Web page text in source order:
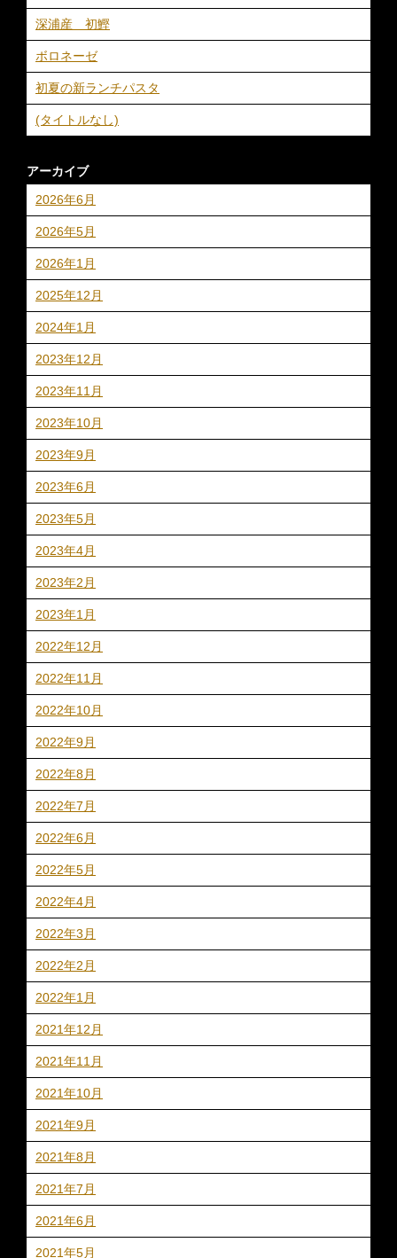
深浦産 初鰹
ボロネーゼ
初夏の新ランチパスタ
(タイトルなし)
アーカイブ
2026年6月
2026年5月
2026年1月
2025年12月
2024年1月
2023年12月
2023年11月
2023年10月
2023年9月
2023年6月
2023年5月
2023年4月
2023年2月
2023年1月
2022年12月
2022年11月
2022年10月
2022年9月
2022年8月
2022年7月
2022年6月
2022年5月
2022年4月
2022年3月
2022年2月
2022年1月
2021年12月
2021年11月
2021年10月
2021年9月
2021年8月
2021年7月
2021年6月
2021年5月